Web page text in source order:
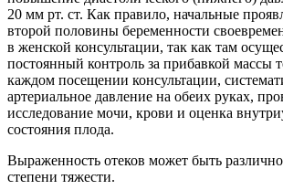
20 мм рт. ст. Как правило, начальные
второй половины беременности
в женской консультации, так как там
постоянный контроль за прибавкой массы
каждом посещении консультации,
артериальное давление на обеих руках,
исследование мочи, крови и оценка
состояния плода.
Выраженность отеков может быть
степени тяжести.